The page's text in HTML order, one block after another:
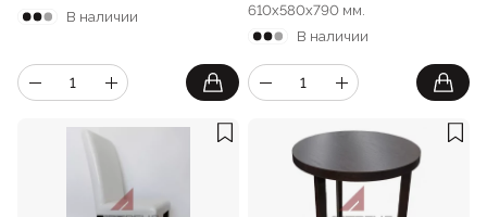
В наличии
610x580x790 мм.
В наличии